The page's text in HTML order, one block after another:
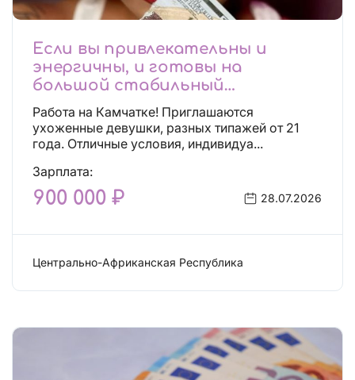
Если вы привлекательны и
энергичны, и готовы на
большой стабильный
заработок, тогда вы уже нашли,
что искали!
Работа на Камчатке! Приглашаются
ухоженные девушки, разных типажей от 21
года. Отличные условия, индивидуа...
Зарплата:
900 000 ₽ 28.07.2026
Центрально-Африканская Республика